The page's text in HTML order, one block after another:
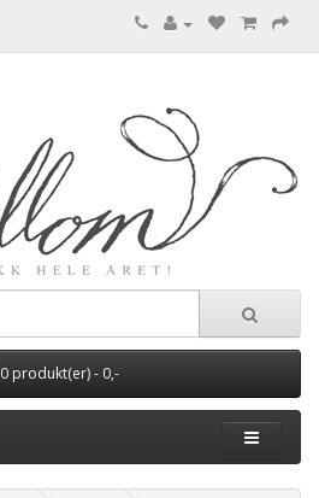
0 produkt(er) - 0,-